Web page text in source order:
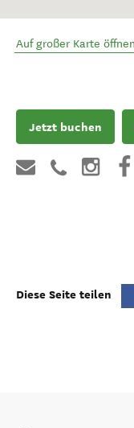
Auf großer Karte öffnen
Jetzt buchen
Diese Seite teilen